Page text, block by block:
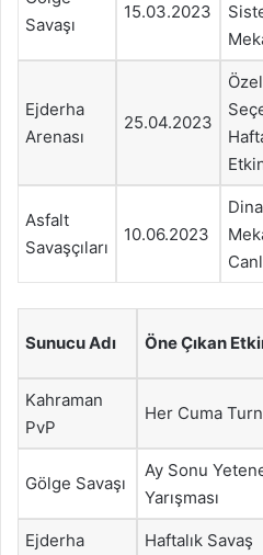
Savaşı
15.03.2023
Ejderha
Arenası
25.04.2023
Asfalt
Savaşçıları
10.06.2023
Sunucu Adı Öne Çıkan
Kahraman
PvP
Her Cuma
Gölge Savaşı
Ay Sonu
Yarışması
Ejderha
Haftalık Savaş